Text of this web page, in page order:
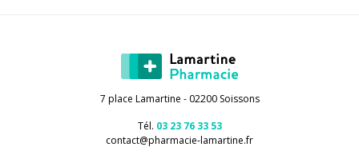
7 place Lamartine - 02200 Soissons
Tél. 03 23 76 33 53
contact@pharmacie-lamartine.fr